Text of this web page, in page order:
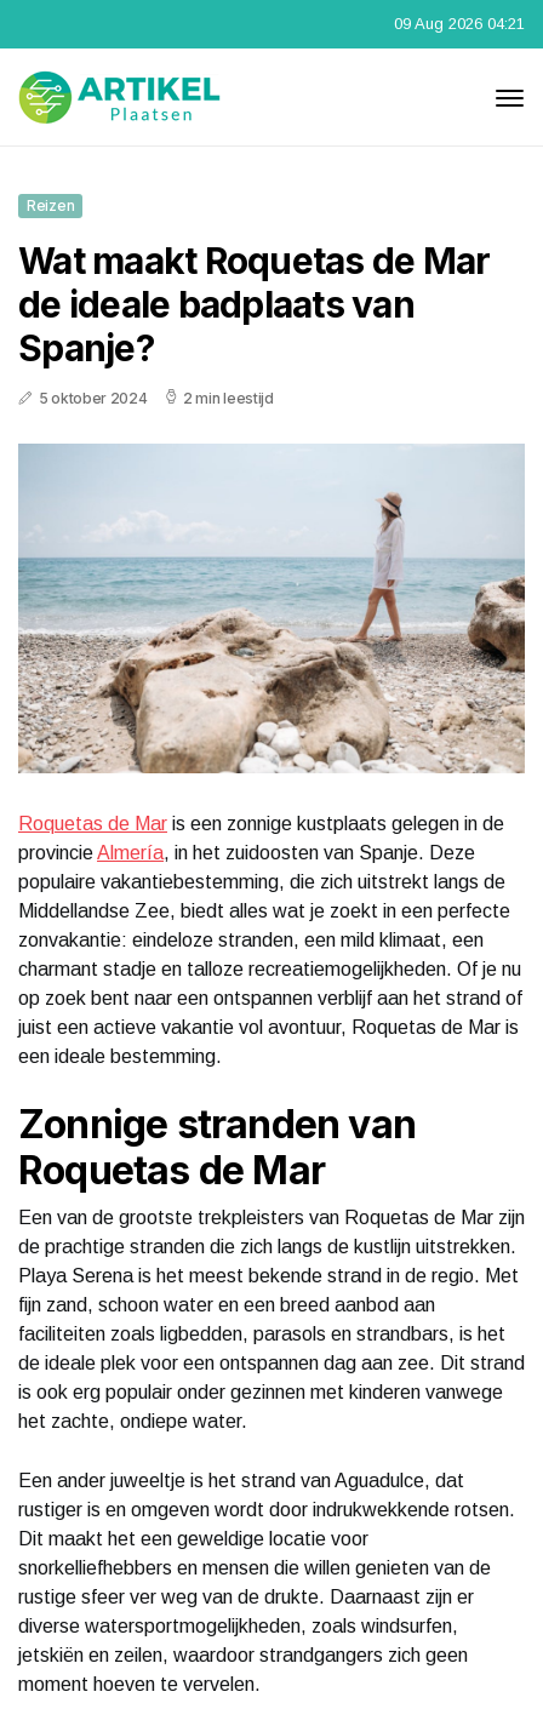
09 Aug 2026 04:21
Reizen
Wat maakt Roquetas de Mar
de ideale badplaats van
Spanje?
5 oktober 2024 2 min leestijd
Roquetas de Mar is een zonnige kustplaats gelegen in de
provincieAlmería, in het zuidoosten van Spanje. Deze
populaire vakantiebestemming, die zich uitstrekt langs de
Middellandse Zee, biedt alles wat je zoekt in een perfecte
zonvakantie: eindeloze stranden, een mild klimaat, een
charmant stadje en talloze recreatiemogelijkheden. Of je nu
op zoek bent naar een ontspannen verblijf aan het strand of
juist een actieve vakantie vol avontuur, Roquetas de Mar is
een ideale bestemming.
Zonnige stranden van
Roquetas de Mar
Een van de grootste trekpleisters van Roquetas de Mar zijn
de prachtige stranden die zich langs de kustlijn uitstrekken.
Playa Serena is het meest bekende strand in de regio. Met
fijn zand, schoon water en een breed aanbod aan
faciliteiten zoals ligbedden, parasols en strandbars, is het
de ideale plek voor een ontspannen dag aan zee. Dit strand
is ook erg populair onder gezinnen met kinderen vanwege
het zachte, ondiepe water.
Een ander juweeltje is het strand van Aguadulce, dat
rustiger is en omgeven wordt door indrukwekkende rotsen.
Dit maakt het een geweldige locatie voor
snorkelliefhebbers en mensen die willen genieten van de
rustige sfeer ver weg van de drukte. Daarnaast zijn er
diverse watersportmogelijkheden, zoals windsurfen,
jetskiën en zeilen, waardoor strandgangers zich geen
moment hoeven te vervelen.